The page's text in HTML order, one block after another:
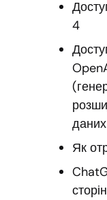
4
даних
Як